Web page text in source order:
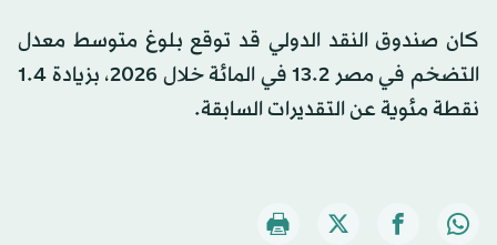
كان صندوق النقد الدولي قد توقع بلوغ متوسط معدل
التضخم في مصر 13.2 في المائة خلال 2026، بزيادة 1.4
نقطة مئوية عن التقديرات السابقة.